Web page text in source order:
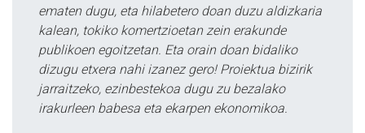
ematen dugu, eta hilabetero doan duzu aldizkaria
kalean, tokiko komertzioetan zein erakunde
publikoen egoitzetan. Eta orain doan bidaliko
dizugu etxera nahi izanez gero! Proiektua bizirik
jarraitzeko, ezinbestekoa dugu zu bezalako
irakurleen babesa eta ekarpen ekonomikoa.